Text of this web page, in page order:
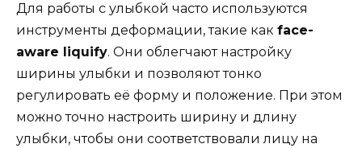
Для работы с улыбкой часто используются
инструменты деформации, такие как face-
aware liquify. Они облегчают настройку
ширины улыбки и позволяют тонко
регулировать её форму и положение. При этом
можно точно настроить ширину и длину
улыбки, чтобы они соответствовали лицу на